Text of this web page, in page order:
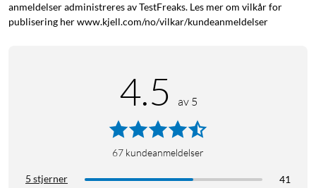
anmeldelser administreres av TestFreaks. Les mer om vilkår for
publisering her www.kjell.com/no/vilkar/kundeanmeldelser
4.5 av 5
67 kundeanmeldelser
5 stjerner
41